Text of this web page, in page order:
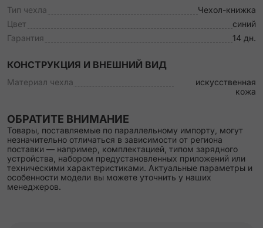
Тип чехла
Чехол-книжка
Цвет
синий
Гарантия
14 дн.
КОНСТРУКЦИЯ И ВНЕШНИЙ ВИД
Материал чехла
искусственная
кожа
ОБРАТИТЕ ВНИМАНИЕ
Товары, поставляемые по параллельному импорту, могут
незначительно отличаться в зависимости от региона
поставки — например, комплектацией, типом зарядного
устройства, набором предустановленных приложений или
техническими характеристиками. Актуальные параметры и
особенности модели вы можете уточнить у наших
менеджеров.